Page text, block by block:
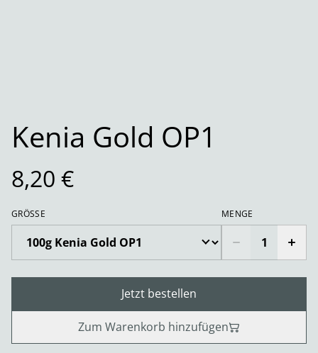
Kenia Gold OP1
8,20 €
GRÖSSE MENGE
Jetzt bestellen
Zum Warenkorb hinzufügen